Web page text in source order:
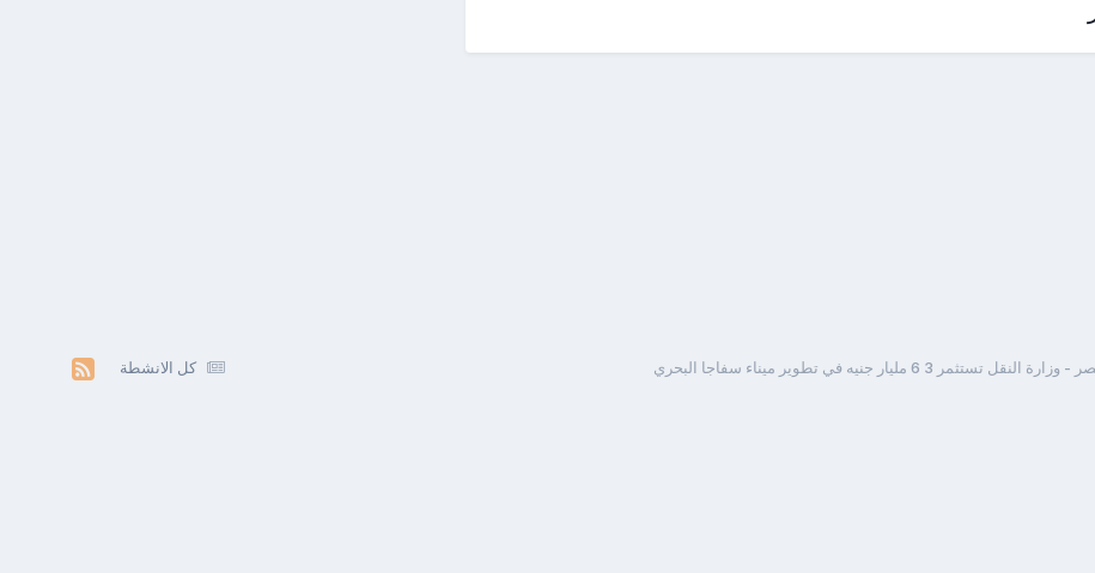
كل الانشطة وزارة النقل تستثمر 3 6 مليار جنيه في تطوير ميناء سفاجا البحري